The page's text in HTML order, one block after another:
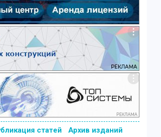
статей
Архив изданий